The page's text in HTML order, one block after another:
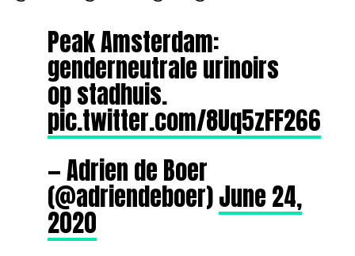
Peak Amsterdam:
genderneutrale urinoirs
op stadhuis.
pic.twitter.com/8Uq5zFF266
— Adrien de Boer
(@adriendeboer)June 24,
2020